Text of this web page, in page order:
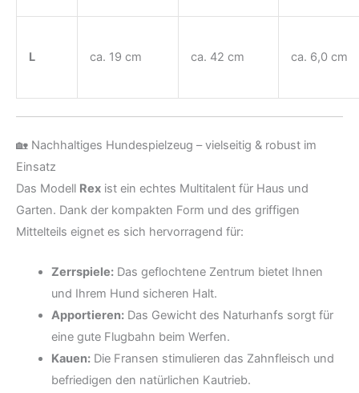
L ca. 19 cm ca. 42 cm ca. 6,0 cm
🏡 Nachhaltiges Hundespielzeug – vielseitig & robust im
Einsatz
Das Modell Rex ist ein echtes Multitalent für Haus und
Garten. Dank der kompakten Form und des griffigen
Mittelteils eignet es sich hervorragend für:
Zerrspiele:Das geflochtene Zentrum bietet Ihnen
und Ihrem Hund sicheren Halt.
Apportieren:Das Gewicht des Naturhanfs sorgt für
eine gute Flugbahn beim Werfen.
Kauen:Die Fransen stimulieren das Zahnfleisch und
befriedigen den natürlichen Kautrieb.